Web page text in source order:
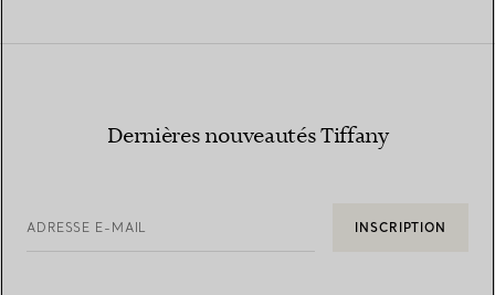
Dernières nouveautés Tiffany
ADRESSE E-MAIL INSCRIPTION